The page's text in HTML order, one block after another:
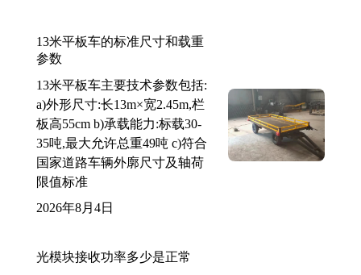
13米平板车的标准尺寸和载重
参数
13米平板车主要技术参数包括:
a)外形尺寸:长13m×宽2.45m,栏
板高55cm b)承载能力:标载30-
35吨,最大允许总重49吨 c)符合
国家道路车辆外廓尺寸及轴荷
限值标准
2026年8月4日
光模块接收功率多少是正常